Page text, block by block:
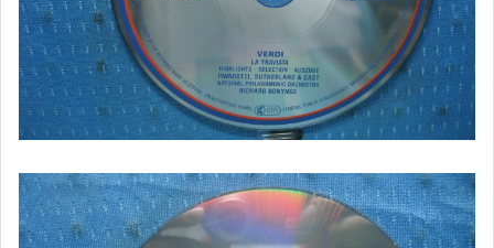
連續據 DVD光碟
電影電視電玩原聲帶
卡拉OK DVD光碟
DVD演唱會光碟
DVD電影光碟